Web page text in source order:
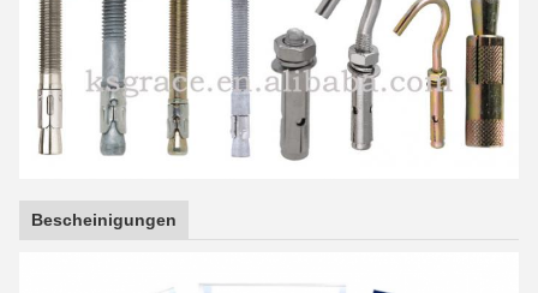
Bescheinigungen